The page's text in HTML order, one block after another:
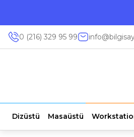
0 (216) 329 95 99
Dizüstü Masaüstü